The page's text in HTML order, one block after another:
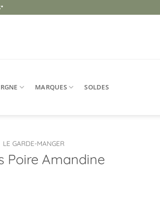
MARQUES SOLDES
LE GARDE-MANGER
Poire Amandine